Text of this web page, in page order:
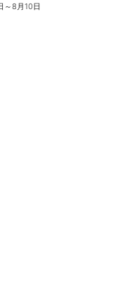
～8月10日